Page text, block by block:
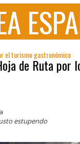
el turismo gastronómico
de Ruta por
estupendo